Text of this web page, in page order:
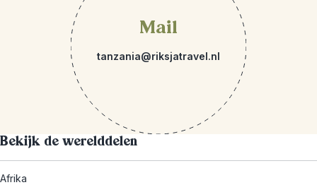
Mail
tanzania@riksjatravel.nl
Bekijk de werelddelen
Afrika